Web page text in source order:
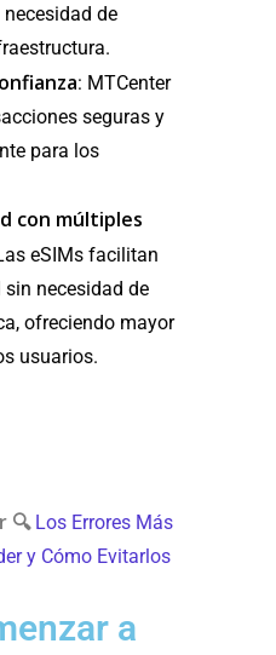
de
: MTCenter
seguras y
para los
con múltiples
eSIMs facilitan
necesidad de
ofreciendo mayor
usuarios.
🔍 Los Errores Más
y Cómo Evitarlos
a